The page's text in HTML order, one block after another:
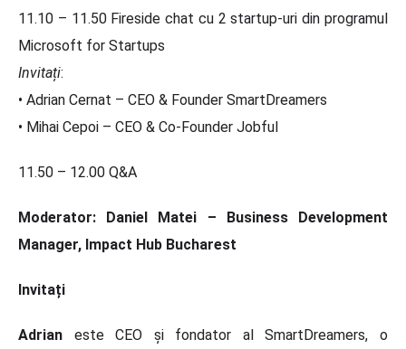
11.10 – 11.50 Fireside chat cu 2 startup-uri din programul
Microsoft for Startups
Invitați:
• Adrian Cernat – CEO & Founder SmartDreamers
• Mihai Cepoi – CEO & Co-Founder Jobful
11.50 – 12.00 Q&A
Moderator: Daniel Matei – Business Development
Manager, Impact Hub Bucharest
Invitați
Adrian este CEO și fondator al SmartDreamers, o